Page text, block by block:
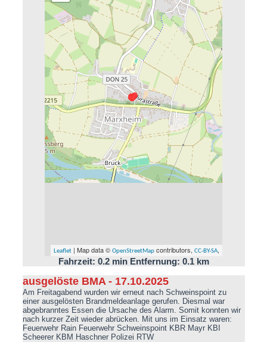
Leaflet | Map data ©OpenStreetMap contributors,CC-BY-SA,
Fahrzeit: 0.2 min Entfernung: 0.1 km
ausgelöste BMA - 17.10.2025
Am Freitagabend wurden wir erneut nach Schweinspoint zu
einer ausgelösten Brandmeldeanlage gerufen. Diesmal war
abgebranntes Essen die Ursache des Alarm. Somit konnten wir
nach kurzer Zeit wieder abrücken. Mit uns im Einsatz waren:
Feuerwehr Rain Feuerwehr Schweinspoint KBR Mayr KBI
Scheerer KBM Haschner Polizei RTW